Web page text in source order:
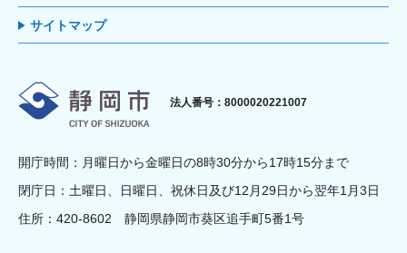
サイトマップ
静岡市
法人番号：8000020221007
開庁時間：月曜日から金曜日の8時30分から17時15分まで
閉庁日：土曜日、日曜日、祝休日及び12月29日から翌年1月3日
住所：420-8602 静岡県静岡市葵区追手町5番1号